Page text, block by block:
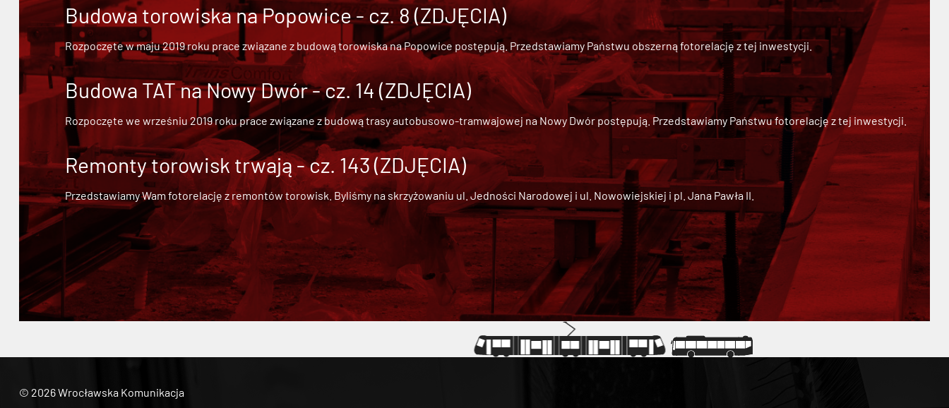
Budowa torowiska na Popowice - cz. 8 (ZDJĘCIA)
Rozpoczęte w maju 2019 roku prace związane z budową torowiska na Popowice postępują. Przedstawiamy Państwu obszerną fotorelację z tej inwestycji.
Budowa TAT na Nowy Dwór - cz. 14 (ZDJĘCIA)
Rozpoczęte we wrześniu 2019 roku prace związane zbudową trasy autobusowo-tramwajowej na Nowy Dwórpostępują. Przedstawiamy Państwu fotorelację z tej inwestycji.
Remonty torowisk trwają - cz. 143 (ZDJĘCIA)
Przedstawiamy Wam fotorelację z remontów torowisk. Byliśmy na skrzyżowaniu ul. Jedności Narodowej i ul. Nowowiejskiej i pl. Jana Pawła II.
© 2026 Wrocławska Komunikacja